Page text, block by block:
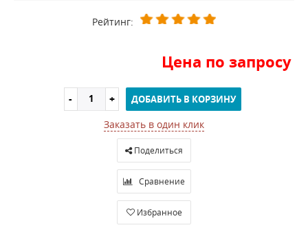
Рейтинг:
Цена по запросу
ДОБАВИТЬ В КОРЗИНУ
Заказать в один клик
Поделиться
Сравнение
Избранное